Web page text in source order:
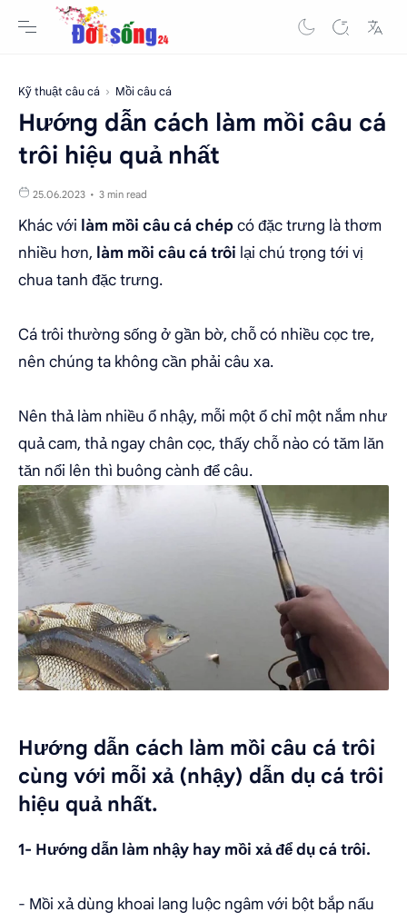
Kỹ thuật câu cá Mồi câu cá
Hướng dẫn cách làm mồi câu cá
trôi hiệu quả nhất
3 min read
Khác với làm mồi câu cá chép có đặc trưng là thơm
nhiều hơn, làm mồi câu cá trôi lại chú trọng tới vị
chua tanh đặc trưng.
Cá trôi thường sống ở gần bờ, chỗ có nhiều cọc tre,
nên chúng ta không cần phải câu xa.
Nên thả làm nhiều ổ nhậy, mỗi một ổ chỉ một nắm như
quả cam, thả ngay chân cọc, thấy chỗ nào có tăm lăn
tăn nổi lên thì buông cành để câu.
Hướng dẫn cách làm mồi câu cá trôi
cùng với mỗi xả (nhậy) dẫn dụ cá trôi
hiệu quả nhất.
1- Hướng dẫn làm nhậy hay mồi xả để dụ cá trôi.
- Mồi xả dùng khoai lang luộc ngâm với bột bắp nấu